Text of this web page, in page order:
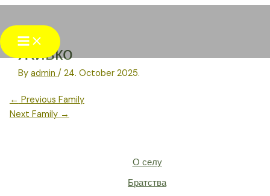
to
content
Main
Menu
Живко
Byadmin/24. October 2025.
Post
navigation
← Previous Family
Next Family →
О селу
Братства